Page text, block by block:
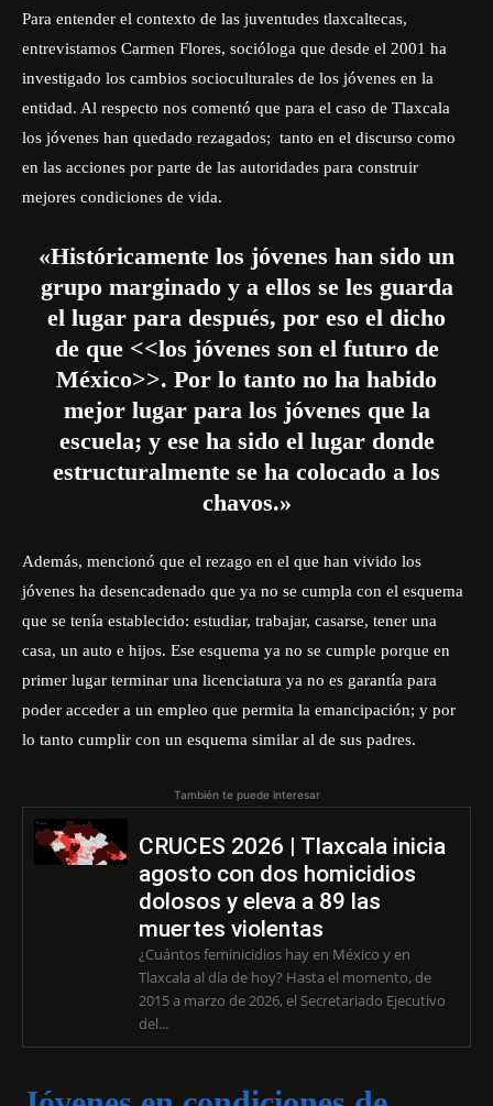
Para entender el contexto de las juventudes tlaxcaltecas,
entrevistamos Carmen Flores, socióloga que desde el 2001 ha
investigado los cambios socioculturales de los jóvenes en la
entidad. Al respecto nos comentó que para el caso de Tlaxcala
los jóvenes han quedado rezagados; tanto en el discurso como
en las acciones por parte de las autoridades para construir
mejores condiciones de vida.
«Históricamente los jóvenes han sido un
grupo marginado y a ellos se les guarda
el lugar para después, por eso el dicho
de que <<los jóvenes son el futuro de
México>>. Por lo tanto no ha habido
mejor lugar para los jóvenes que la
escuela; y ese ha sido el lugar donde
estructuralmente se ha colocado a los
chavos.»
Además, mencionó que el rezago en el que han vivido los
jóvenes ha desencadenado que ya no se cumpla con el esquema
que se tenía establecido: estudiar, trabajar, casarse, tener una
casa, un auto e hijos. Ese esquema ya no se cumple porque en
primer lugar terminar una licenciatura ya no es garantía para
poder acceder a un empleo que permita la emancipación; y por
lo tanto cumplir con un esquema similar al de sus padres.
También te puede interesar
CRUCES 2026 | Tlaxcala inicia
agosto con dos homicidios
dolosos y eleva a 89 las
muertes violentas
¿Cuántos feminicidios hay en México y en
Tlaxcala al día de hoy? Hasta el momento, de
2015 a marzo de 2026, el Secretariado Ejecutivo
del...